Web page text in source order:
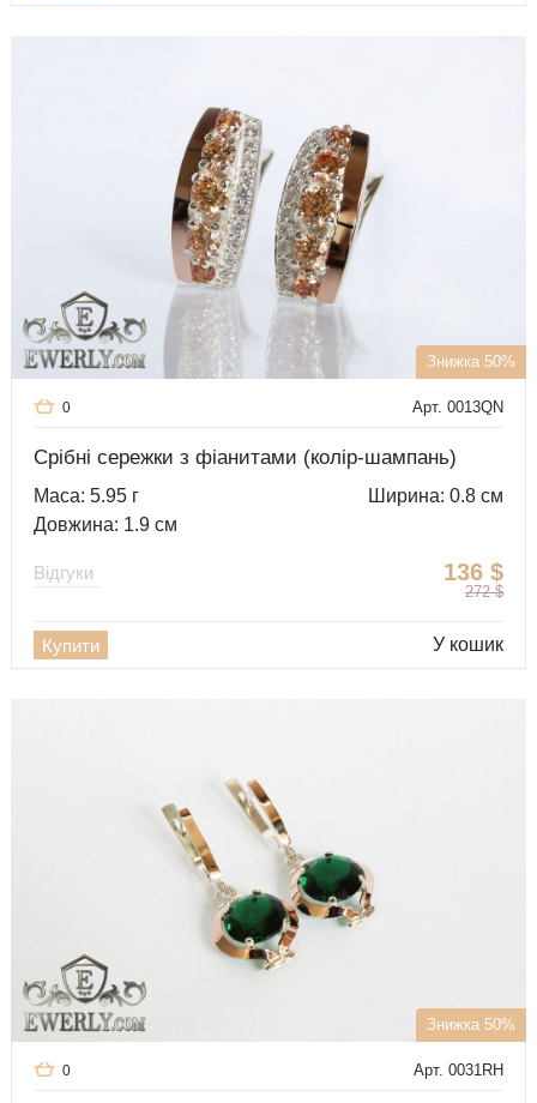
Знижка 50%
Арт. 0013QN
0
Срібні сережки з фіанитами (колір-шампань)
Маса: 5.95 г
Ширина: 0.8 см
Довжина: 1.9 см
136 $
272 $
Відгуки
Купити У кошик
Знижка 50%
Арт. 0031RH
0